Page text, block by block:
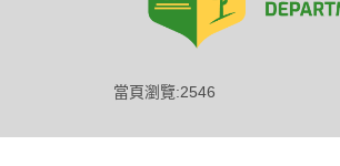
當頁瀏覽:2546